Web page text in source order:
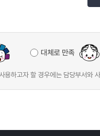
대체로 만족
용하고자 할 경우에는 담당부서와